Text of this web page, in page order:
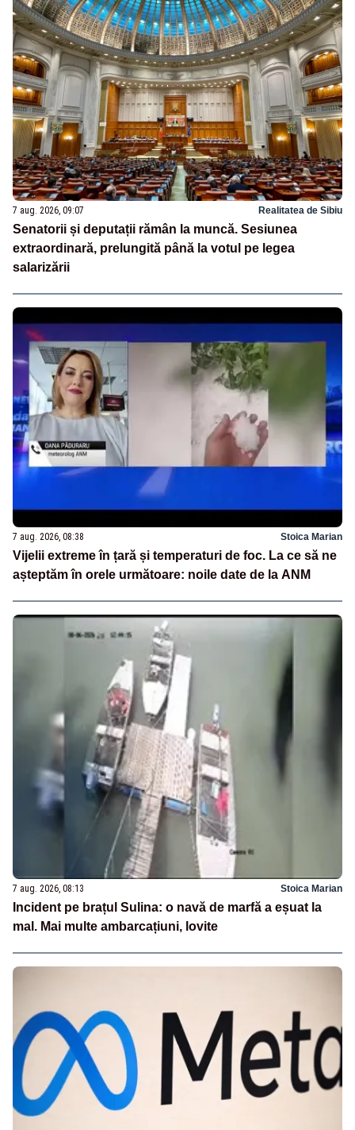
7 aug. 2026, 09:07 Realitatea de Sibiu
Senatorii și deputații rămân la muncă. Sesiunea
extraordinară, prelungită până la votul pe legea
salarizării
7 aug. 2026, 08:38 Stoica Marian
Vijelii extreme în țară și temperaturi de foc. La ce să ne
așteptăm în orele următoare: noile date de la ANM
7 aug. 2026, 08:13 Stoica Marian
Incident pe brațul Sulina: o navă de marfă a eșuat la
mal. Mai multe ambarcațiuni, lovite